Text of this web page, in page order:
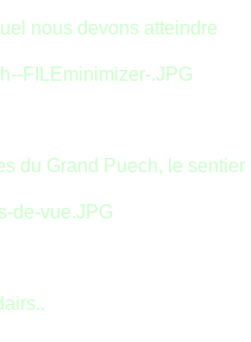
nous devons atteindre
du Grand Puech, le